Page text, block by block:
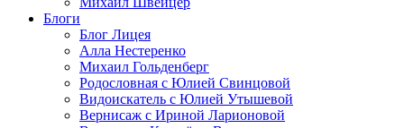
Блоги
Блог Лицея
Алла Нестеренко
Михаил Гольденберг
Родословная с Юлией Свинцовой
Видоискатель с Юлией Утышевой
Вернисаж с Ириной Ларионовой